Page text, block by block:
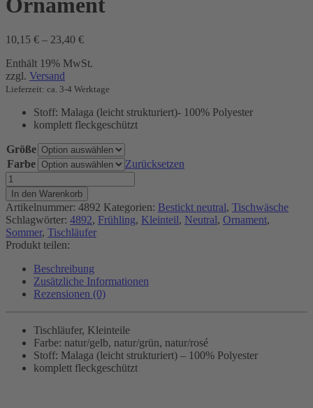
Ornament
10,15 € – 23,40 €Preisspanne:
bis
Enthält 19% MwSt.
zzgl. Versand
Lieferzeit: ca. 3-4 Werktage
Stoff: Malaga (leicht strukturiert)- 100% Polyester
komplett fleckgeschützt
Größe
Farbe
Zurücksetzen
Ornament
Menge
In den Warenkorb
Artikelnummer: 4892 Kategorien: Bestickt neutral, Tischwäsche
Schlagwörter: 4892, Frühling, Kleinteil, Neutral, Ornament,
Sommer, Tischläufer
Produkt teilen:
Beschreibung
Zusätzliche Informationen
Rezensionen (0)
Tischläufer, Kleinteile
Farbe: natur/gelb, natur/grün, natur/rosé
Stoff: Malaga (leicht strukturiert) – 100% Polyester
komplett fleckgeschützt